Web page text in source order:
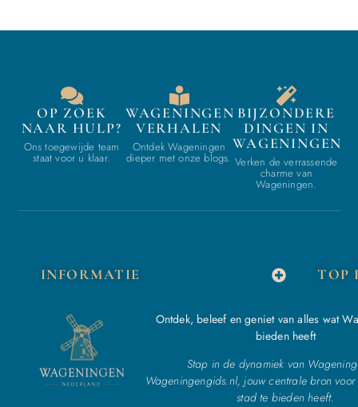
OP ZOEK
NAAR HULP?
Ons toegewijde team
staat voor u klaar.
WAGENINGEN
VERHALEN
Ontdek Wageningen
dieper met onze blogs.
BIJZONDERE
DINGEN IN
WAGENINGEN
Verken de verrassende
charme van
Wageningen.
INFORMATIE TOP
Ontdek, beleef en geniet van alles wat
bieden heeft
Stap in de dynamiek van
Wageningengids.nl, jouw centrale bron
stad te bieden heeft.